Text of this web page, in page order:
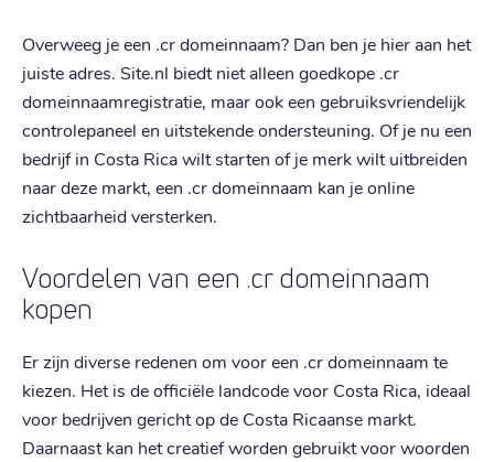
Overweeg je een .cr domeinnaam? Dan ben je hier aan het
juiste adres. Site.nl biedt niet alleen goedkope .cr
domeinnaamregistratie, maar ook een gebruiksvriendelijk
controlepaneel en uitstekende ondersteuning. Of je nu een
bedrijf in Costa Rica wilt starten of je merk wilt uitbreiden
naar deze markt, een .cr domeinnaam kan je online
zichtbaarheid versterken.
Voordelen van een .cr domeinnaam
kopen
Er zijn diverse redenen om voor een .cr domeinnaam te
kiezen. Het is de officiële landcode voor Costa Rica, ideaal
voor bedrijven gericht op de Costa Ricaanse markt.
Daarnaast kan het creatief worden gebruikt voor woorden